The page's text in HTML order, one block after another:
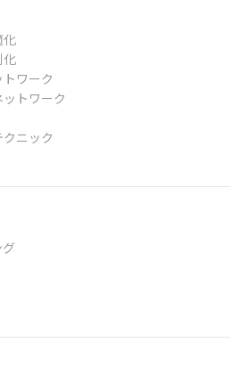
化
化
ワーク
トワーク
ニック